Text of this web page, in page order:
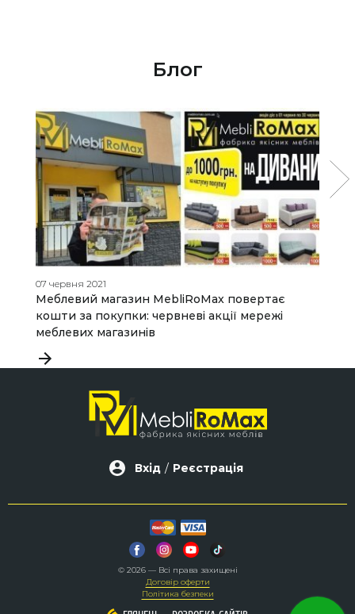
Блог
07 червня 2021
Меблевий магазин MebliRoMax повертає
кошти за покупки: червневі акції мережі
меблевих магазинів
Вхід / Реєстрація
© 2026 — Всі права захищені
Договір оферти
Політика безпеки